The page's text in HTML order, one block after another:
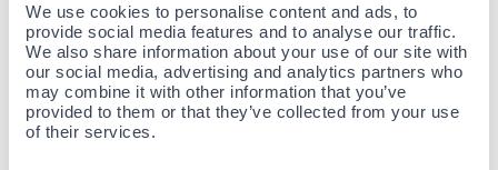
We use cookies to personalise content and ads, to
provide social media features and to analyse our traffic.
We also share information about your use of our site with
our social media, advertising and analytics partners who
may combine it with other information that you’ve
provided to them or that they’ve collected from your use
of their services.